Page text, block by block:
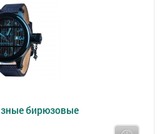
бирюзовые